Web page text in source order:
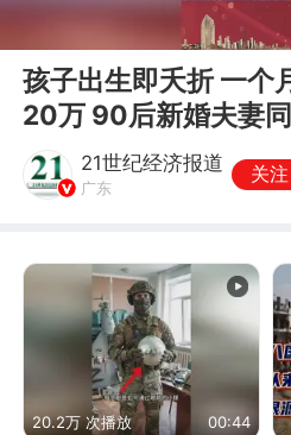
孩子出生即夭折 一个
20万 90后新婚夫妻
21世纪经济报道
广东
关注
20.2万 次播放 00:44